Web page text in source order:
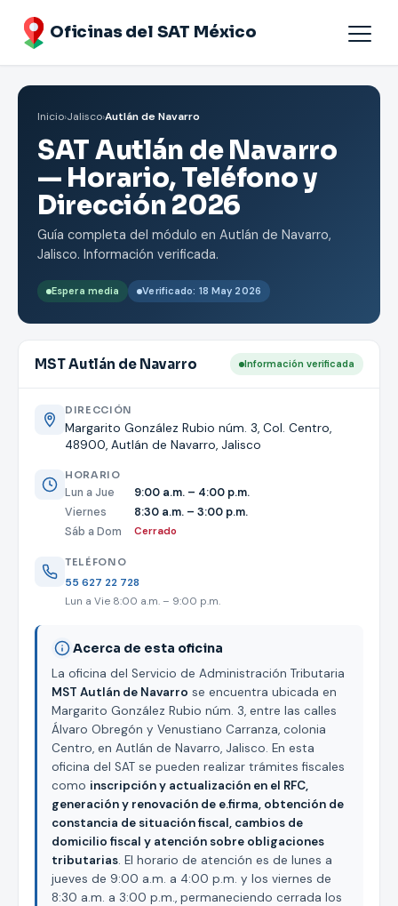
Oficinas del SAT México
Oficinas por Estados
Inicio›Jalisco›Autlán de Navarro
SAT Autlán de Navarro
— Horario, Teléfono y
Dirección 2026
Guía completa del módulo en Autlán de Navarro,
Jalisco. Información verificada.
Espera media Verificado: 18 May 2026
MST Autlán de Navarro Información verificada
DIRECCIÓN
Margarito González Rubio núm. 3, Col. Centro,
48900, Autlán de Navarro, Jalisco
HORARIO
Lun a Jue
9:00 a.m. – 4:00 p.m.
Viernes
8:30 a.m. – 3:00 p.m.
Sáb a Dom
Cerrado
TELÉFONO
55 627 22 728
Lun a Vie 8:00 a.m. – 9:00 p.m.
Acerca de esta oficina
La oficina del Servicio de Administración Tributaria
MST Autlán de Navarro se encuentra ubicada en
Margarito González Rubio núm. 3, entre las calles
Álvaro Obregón y Venustiano Carranza, colonia
Centro, en Autlán de Navarro, Jalisco. En esta
oficina del SAT se pueden realizar trámites fiscales
como inscripción y actualización en el RFC,
generación y renovación de e.firma, obtención de
constancia de situación fiscal, cambios de
domicilio fiscal y atención sobre obligaciones
tributarias. El horario de atención es de lunes a
jueves de 9:00 a.m. a 4:00 p.m. y los viernes de
8:30 a.m. a 3:00 p.m., permaneciendo cerrada los